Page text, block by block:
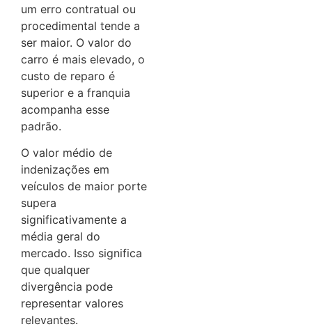
um erro contratual ou
procedimental tende a
ser maior. O valor do
carro é mais elevado, o
custo de reparo é
superior e a franquia
acompanha esse
padrão.
O valor médio de
indenizações em
veículos de maior porte
supera
significativamente a
média geral do
mercado. Isso significa
que qualquer
divergência pode
representar valores
relevantes.